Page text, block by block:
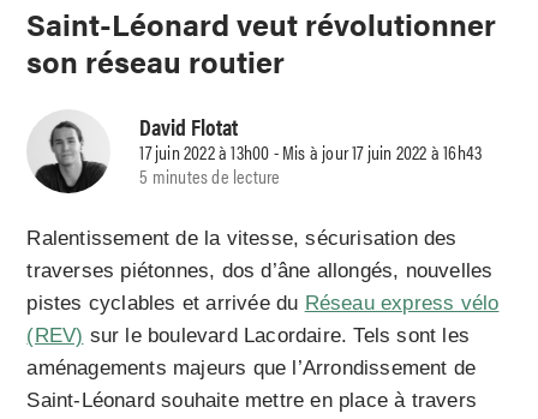
Saint-Léonard veut révolutionner
son réseau routier
David Flotat
17 juin 2022 à 13h00 - Mis à jour 17 juin 2022 à 16h43
5 minutes de lecture
Ralentissement de la vitesse, sécurisation des
traverses piétonnes, dos d’âne allongés, nouvelles
pistes cyclables et arrivée du Réseau express vélo
(REV) sur le boulevard Lacordaire. Tels sont les
aménagements majeurs que l’Arrondissement de
Saint-Léonard souhaite mettre en place à travers